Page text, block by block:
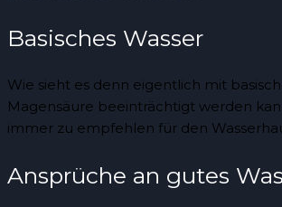
Basisches Wasser
Wie sieht es denn eigentlich mit
Magensäure beeinträchtigt werden
immer zu empfehlen für den
Ansprüche an gutes